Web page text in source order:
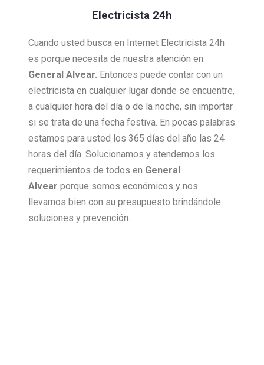
Electricista 24h
Cuando usted busca en Internet Electricista 24h
es porque necesita de nuestra atención en
General Alvear. Entonces puede contar con un
electricista en cualquier lugar donde se encuentre,
a cualquier hora del día o de la noche, sin importar
si se trata de una fecha festiva. En pocas palabras
estamos para usted los 365 días del año las 24
horas del día. Solucionamos y atendemos los
requerimientos de todos en General
Alvear porque somos económicos y nos
llevamos bien con su presupuesto brindándole
soluciones y prevención.